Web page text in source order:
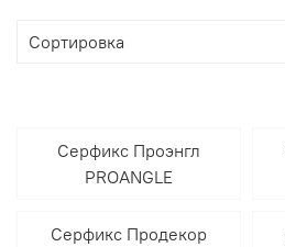
Серфикс Проэнгл
PROANGLE
Серфикс Продекор